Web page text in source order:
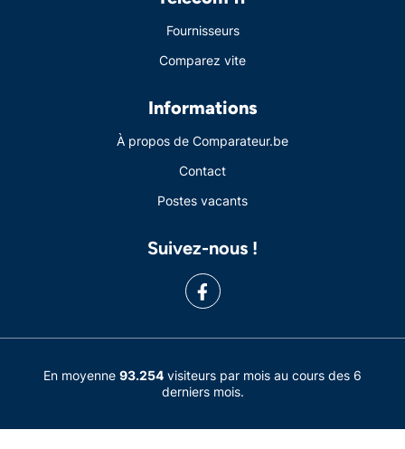
Fournisseurs
Comparez vite
Informations
À propos de Comparateur.be
Contact
Postes vacants
Suivez-nous !
En moyenne 93.254 visiteurs par mois au cours des 6
derniers mois.